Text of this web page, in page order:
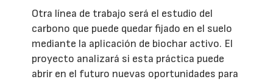
Otra línea de trabajo será el estudio del
carbono que puede quedar fijado en el suelo
mediante la aplicación de biochar activo. El
proyecto analizará si esta práctica puede
abrir en el futuro nuevas oportunidades para